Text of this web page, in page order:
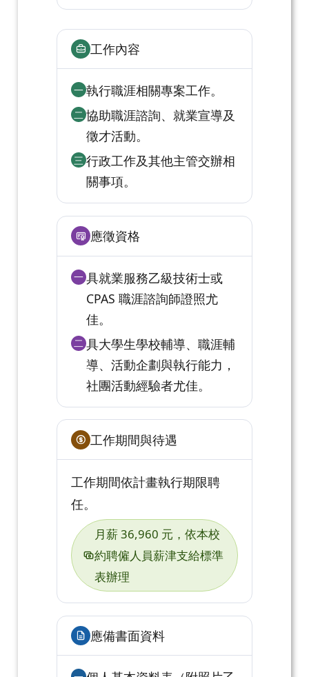
工作內容
一 執行職涯相關專案工作。
二 協助職涯諮詢、就業宣導及
徵才活動。
三 行政工作及其他主管交辦相
關事項。
應徵資格
一 具就業服務乙級技術士或
CPAS 職涯諮詢師證照尤
佳。
二 具大學生學校輔導、職涯輔
導、活動企劃與執行能力，
社團活動經驗者尤佳。
工作期間與待遇
工作期間依計畫執行期限聘
任。
月薪 36,960 元，依本校
約聘僱人員薪津支給標準
表辦理
應備書面資料